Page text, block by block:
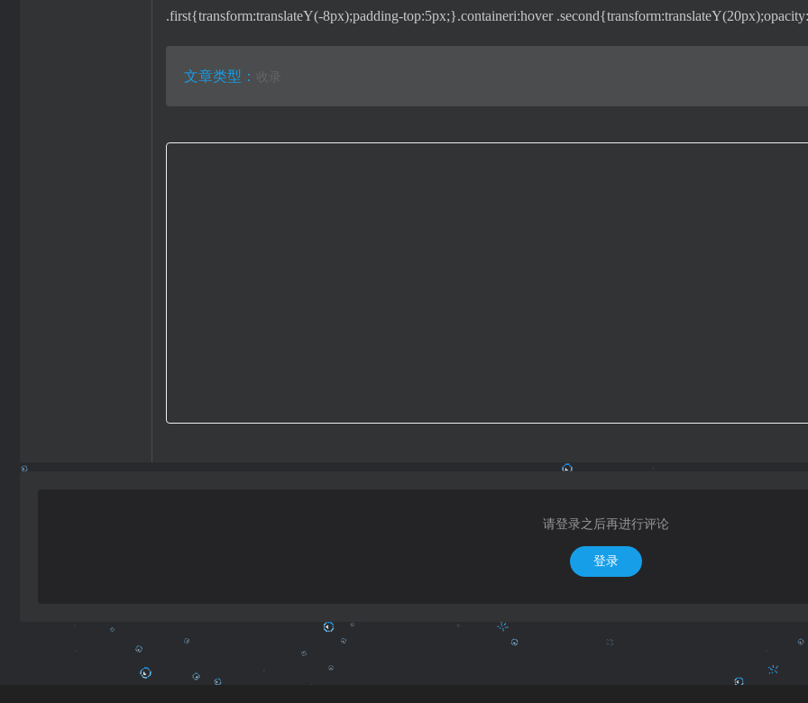
.first{transform:translateY(-8px);padding-top:5px;}.containeri:hover
文章类型： 收录
请登录之后再进行评论
登录